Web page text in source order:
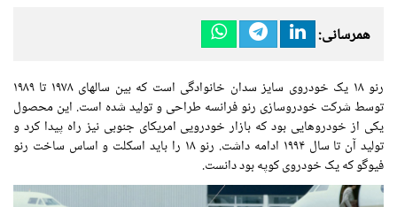
همرسانی:
رنو ۱۸ یک خودروی سایز سدان خانوادگی است که بین سالهای ۱۹۷۸ تا ۱۹۸۹
توسط شرکت خودروسازی رنو فرانسه طراحی و تولید شده است. این محصول
یکی از خودروهایی بود که بازار خودرویی امریکای جنوبی نیز راه پیدا کرد و
تولید آن تا سال ۱۹۹۴ ادامه داشت. رنو ۱۸ را باید اسکلت و اساس ساخت رنو
فیوگو که یک خودروی کوپه بود دانست.